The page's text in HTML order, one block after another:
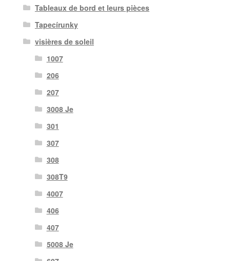
Tableaux de bord et leurs pièces
Tapecírunky
visières de soleil
1007
206
207
3008 Je
301
307
308
308T9
4007
406
407
5008 Je